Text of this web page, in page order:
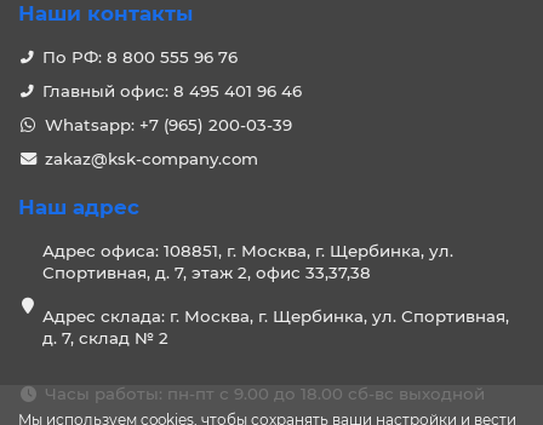
Мы используем cookies, чтобы сохранять ваши настройки и вести
Наши контакты
По РФ: 8 800 555 96 76
Главный офис: 8 495 401 96 46
Whatsapp: +7 (965) 200-03-39
zakaz@ksk-company.com
Наш адрес
Адрес офиса: 108851, г. Москва, г. Щербинка, ул.
Спортивная, д. 7, этаж 2, офис 33,37,38
Адрес склада: г. Москва, г. Щербинка, ул. Спортивная,
д. 7, склад № 2
Часы работы: пн-пт с 9.00 до 18.00 сб-вс выходной